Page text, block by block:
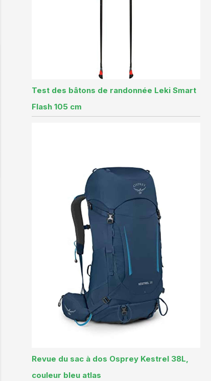
Test des bâtons de randonnée Leki Smart
Flash 105 cm
Revue du sac à dos Osprey Kestrel 38L,
couleur bleu atlas